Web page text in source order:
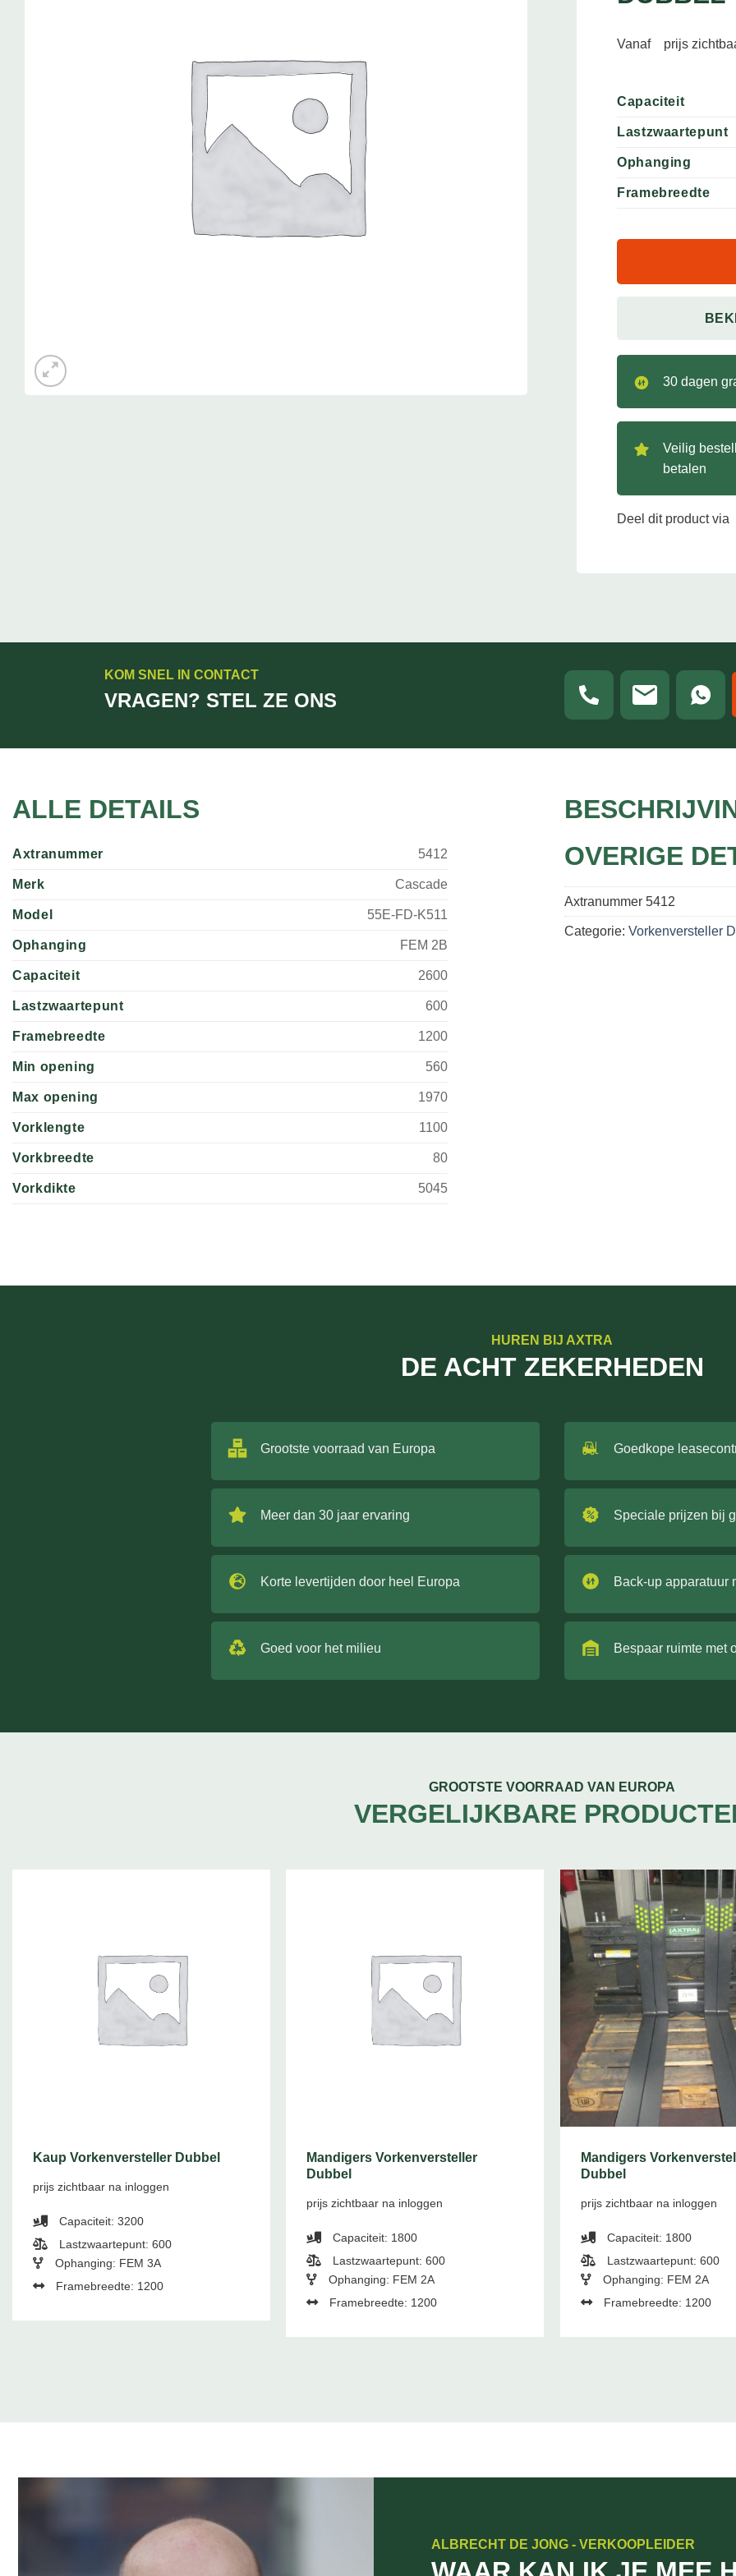
Vanaf prijs
Capaciteit
Lastzwaartepunt
Ophanging
Framebreedte
30 dagen
Veilig
betalen
Deel dit product via
KOM SNEL IN CONTACT
VRAGEN? STEL ZE ONS
ALLE DETAILS
Axtranummer 5412
Merk Cascade
Model 55E-FD-K511
Ophanging FEM 2B
Capaciteit 2600
Lastzwaartepunt 600
Framebreedte 1200
Min opening 560
Max opening 1970
Vorklengte 1100
Vorkbreedte 80
Vorkdikte 5045
OVERIGE
Axtranummer 5412
Categorie: Vorkenversteller
HUREN BIJ AXTRA
DE ACHT ZEKERHEDEN
Grootste voorraad van Europa
Meer dan 30 jaar ervaring
Korte levertijden door heel Europa
Goed voor het milieu
Goedkope
Speciale prijzen bij
Back-up apparatuur
Bespaar ruimte met
GROOTSTE VOORRAAD VAN EUROPA
VERGELIJKBARE
Kaup Vorkenversteller Dubbel
prijs zichtbaar na inloggen
Capaciteit: 3200
Lastzwaartepunt: 600
Ophanging: FEM 3A
Framebreedte: 1200
Mandigers Vorkenversteller
Dubbel
prijs zichtbaar na inloggen
Capaciteit: 1800
Lastzwaartepunt: 600
Ophanging: FEM 2A
Framebreedte: 1200
Mandigers
Dubbel
prijs zichtbaar na inloggen
Capaciteit: 1800
Lastzwaartepunt: 600
Ophanging: FEM 2A
Framebreedte: 1200
ALBRECHT DE JONG - VERKOOPLEIDER